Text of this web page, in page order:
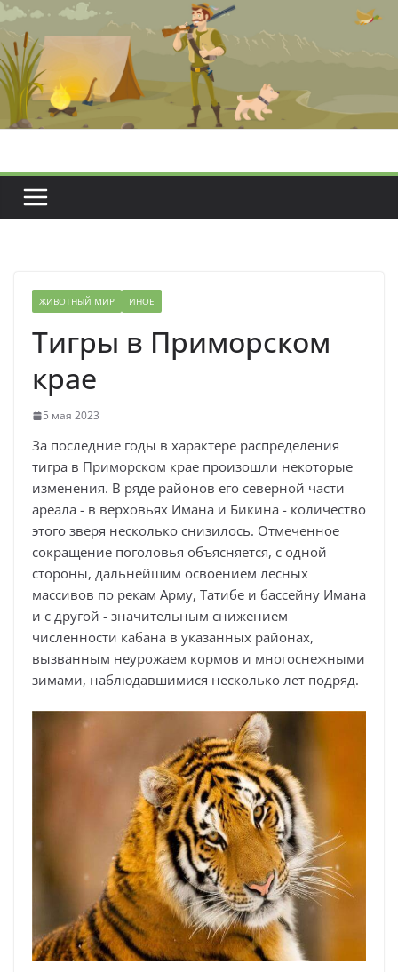
Перейти
содержимому
ЖИВОТНЫЙ МИР ИНОЕ
Тигры в Приморском
крае
5 мая 2023
За последние годы в характере распределения
тигра в Приморском крае произошли некоторые
изменения. В ряде районов его северной части
ареала - в верховьях Имана и Бикина - количество
этого зверя несколько снизилось. Отмеченное
сокращение поголовья объясняется, с одной
стороны, дальнейшим освоением лесных
массивов по рекам Арму, Татибе и бассейну Имана
и с другой - значительным снижением
численности кабана в указанных районах,
вызванным неурожаем кормов и многоснежными
зимами, наблюдавшимися несколько лет подряд.